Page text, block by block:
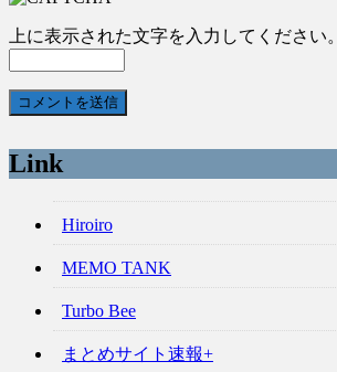
上に表示された文字を入力してください。
Link
Hiroiro
MEMO TANK
Turbo Bee
まとめサイト速報+